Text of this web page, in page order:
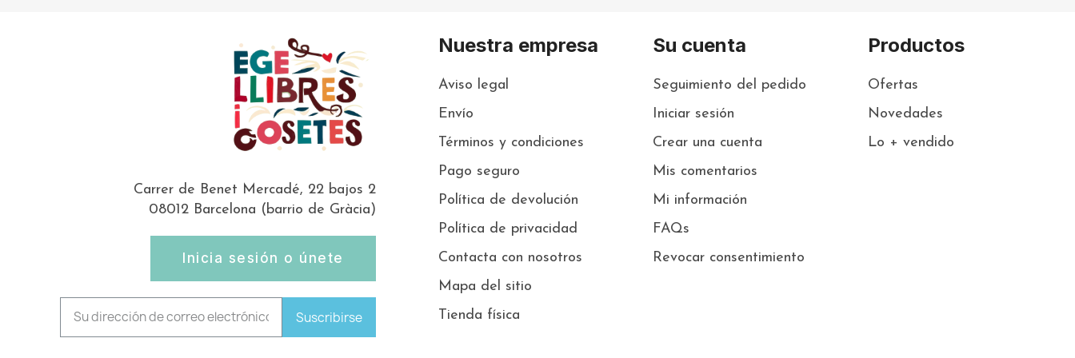
Carrer de Benet Mercadé, 22 bajos 2
08012 Barcelona (barrio de Gràcia)
Inicia sesión o únete
Suscribirse
Nuestra empresa
Aviso legal
Envío
Términos y condiciones
Pago seguro
Política de devolución
Política de privacidad
Contacta con nosotros
Mapa del sitio
Tienda física
Su cuenta
Seguimiento del pedido
Iniciar sesión
Crear una cuenta
Mis comentarios
Mi información
FAQs
Revocar consentimiento
Productos
Ofertas
Novedades
Lo + vendido